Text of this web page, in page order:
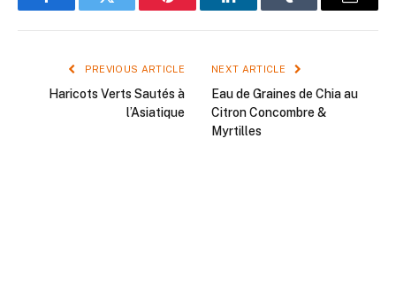
FacebookTwitter Pinterest LinkedInTumblr Email
PREVIOUS ARTICLE
Haricots Verts Sautés à
l’Asiatique
NEXT ARTICLE
Eau de Graines de Chia au
Citron Concombre &
Myrtilles